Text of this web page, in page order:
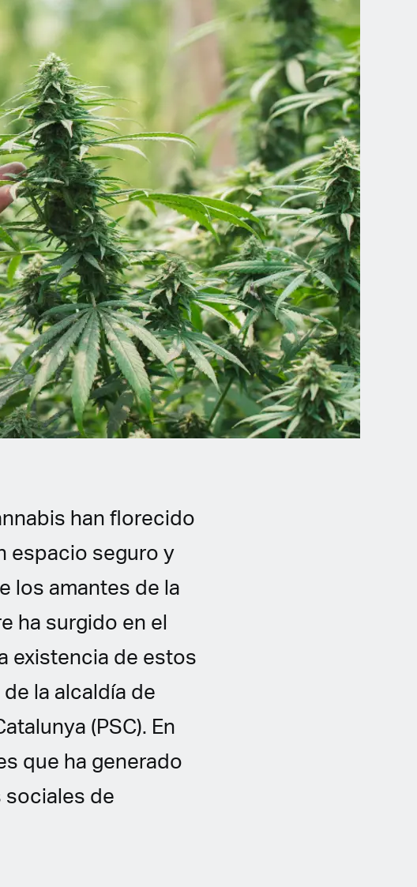
han florecido
espacio seguro y
los amantes de la
ha surgido en el
existencia de estos
la alcaldía de
(PSC). En
que ha generado
sociales de